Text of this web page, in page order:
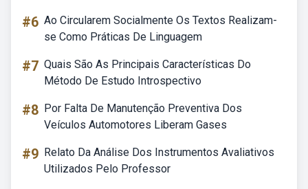
#6 Ao Circularem Socialmente Os Textos Realizam-
se Como Práticas De Linguagem
#7 Quais São As Principais Características Do
Método De Estudo Introspectivo
#8 Por Falta De Manutenção Preventiva Dos
Veículos Automotores Liberam Gases
#9 Relato Da Análise Dos Instrumentos Avaliativos
Utilizados Pelo Professor